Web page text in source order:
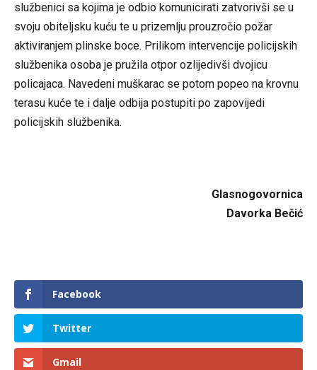
službenici sa kojima je odbio komunicirati zatvorivši se u
svoju obiteljsku kuću te u prizemlju prouzročio požar
aktiviranjem plinske boce. Prilikom intervencije policijskih
službenika osoba je pružila otpor ozlijedivši dvojicu
policajaca. Navedeni muškarac se potom popeo na krovnu
terasu kuće te i dalje odbija postupiti po zapovijedi
policijskih službenika.
Glasnogovornica
Davorka Bečić
Facebook
Twitter
Gmail